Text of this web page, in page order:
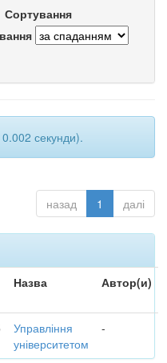
Сортування
0.002 секунди).
назад 1 далі
Назва Автор(и)
Управління
університетом
-